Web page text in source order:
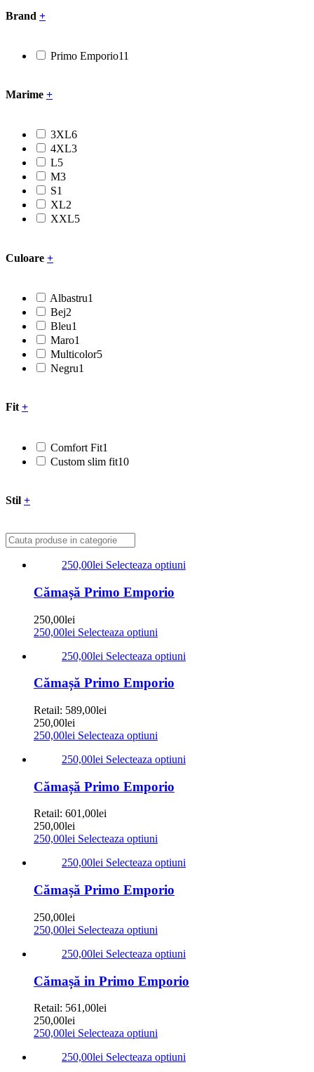
Brand +
Primo Emporio11
Marime +
3XL6
4XL3
L5
M3
S1
XL2
XXL5
Culoare +
Albastru1
Bej2
Bleu1
Maro1
Multicolor5
Negru1
Fit +
Comfort Fit1
Custom slim fit10
Stil +
250,00lei Selecteaza optiuni
Cămașă Primo Emporio
250,00lei
250,00lei Selecteaza optiuni
250,00lei Selecteaza optiuni
Cămașă Primo Emporio
Retail: 589,00lei
250,00lei
250,00lei Selecteaza optiuni
250,00lei Selecteaza optiuni
Cămașă Primo Emporio
Retail: 601,00lei
250,00lei
250,00lei Selecteaza optiuni
250,00lei Selecteaza optiuni
Cămașă Primo Emporio
250,00lei
250,00lei Selecteaza optiuni
250,00lei Selecteaza optiuni
Cămașă in Primo Emporio
Retail: 561,00lei
250,00lei
250,00lei Selecteaza optiuni
250,00lei Selecteaza optiuni